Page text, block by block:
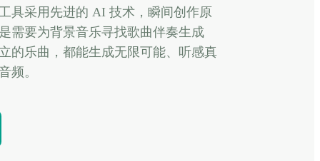
具采用先进的 AI 技术，瞬间创作原
需要为背景音乐寻找歌曲伴奏生成
的乐曲，都能生成无限可能、听感真
频。